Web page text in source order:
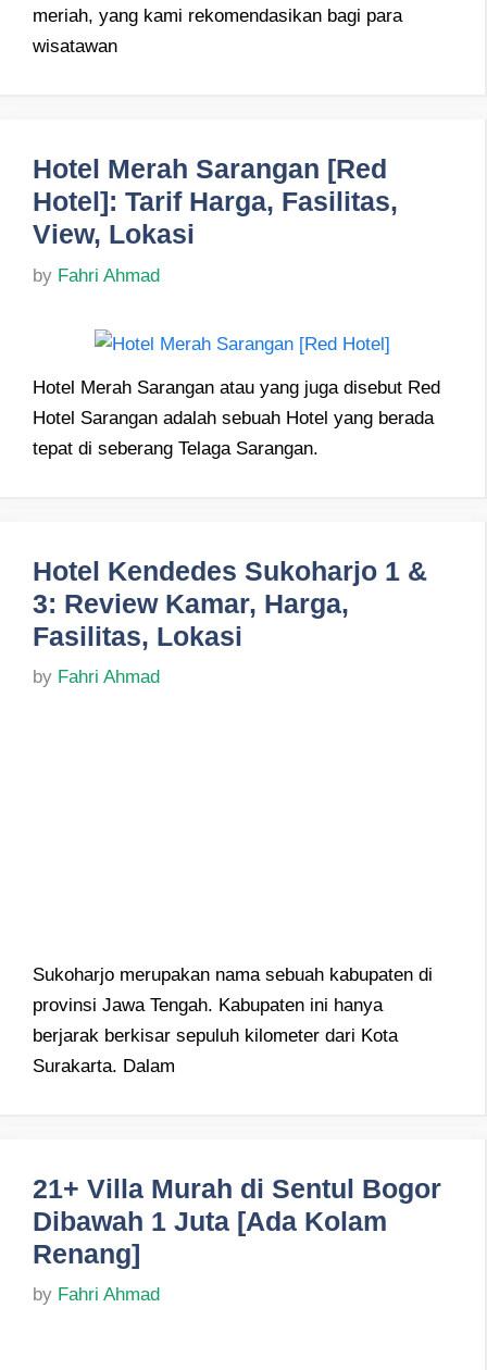
meriah, yang kami rekomendasikan bagi para
wisatawan
Hotel Merah Sarangan [Red
Hotel]: Tarif Harga, Fasilitas,
View, Lokasi
by Fahri Ahmad
Hotel Merah Sarangan atau yang juga disebut Red
Hotel Sarangan adalah sebuah Hotel yang berada
tepat di seberang Telaga Sarangan.
Hotel Kendedes Sukoharjo 1 &
3: Review Kamar, Harga,
Fasilitas, Lokasi
by Fahri Ahmad
Sukoharjo merupakan nama sebuah kabupaten di
provinsi Jawa Tengah. Kabupaten ini hanya
berjarak berkisar sepuluh kilometer dari Kota
Surakarta. Dalam
21+ Villa Murah di Sentul Bogor
Dibawah 1 Juta [Ada Kolam
Renang]
by Fahri Ahmad